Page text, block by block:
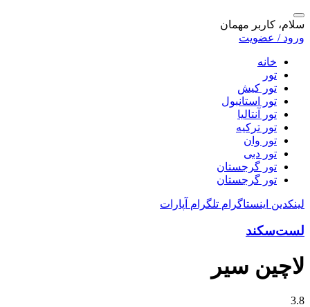
سلام، کاربر مهمان
ورود / عضویت
خانه
تور
تور کیش
تور استانبول
تور آنتالیا
تور ترکیه
تور وان
تور دبی
تور گرجستان
تور گرجستان
لینکدین اینستاگرام تلگرام آپارات
لست‌سکند
لاچین سیر
3.8